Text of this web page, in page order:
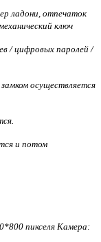
ладони, отпечаток
ключ
/ цифровых паролей /
осуществляется
и потом
пикселя Камера: